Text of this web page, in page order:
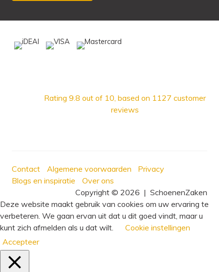
Rating 9.8 out of 10, based on 1127 customer
reviews
Contact Algemene voorwaarden
Privacy
Blogs en inspiratie
Over ons
Copyright © 2026 | SchoenenZaken
Deze website maakt gebruik van cookies om uw ervaring te
verbeteren. We gaan ervan uit dat u dit goed vindt, maar u
kunt zich afmelden als u dat wilt.
Cookie instellingen
Accepteer